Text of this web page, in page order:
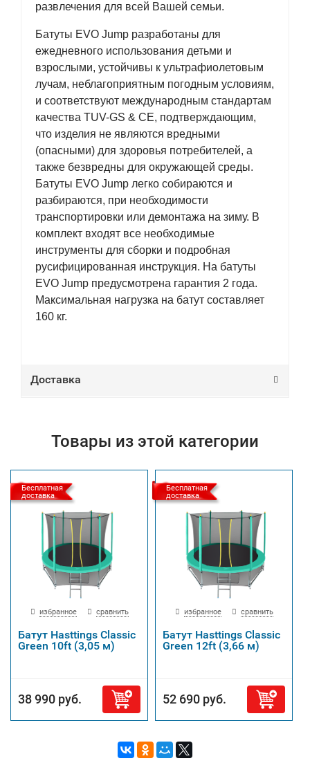
развлечения для всей Вашей семьи.
Батуты EVO Jump разработаны для
ежедневного использования детьми и
взрослыми, устойчивы к ультрафиолетовым
лучам, неблагоприятным погодным условиям,
и соответствуют международным стандартам
качества TUV-GS & CE, подтверждающим,
что изделия не являются вредными
(опасными) для здоровья потребителей, а
также безвредны для окружающей среды.
Батуты EVO Jump легко собираются и
разбираются, при необходимости
транспортировки или демонтажа на зиму. В
комплект входят все необходимые
инструменты для сборки и подробная
русифицированная инструкция. На батуты
EVO Jump предусмотрена гарантия 2 года.
Максимальная нагрузка на батут составляет
160 кг.
Доставка
Товары из этой категории
Бесплатная
доставка
избранное сравнить
Батут Hasttings Classic
Green 10ft (3,05 м)
38 990 руб.
Бесплатная
доставка
избранное сравнить
Батут Hasttings Classic
Green 12ft (3,66 м)
52 690 руб.